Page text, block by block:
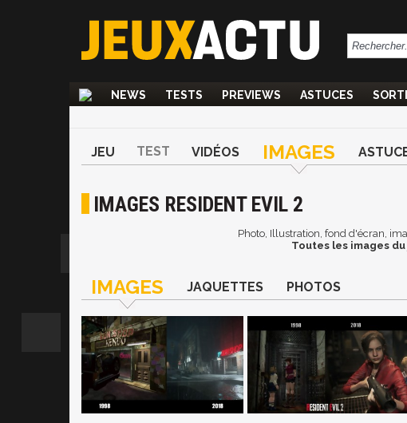
NEWS TESTS PREVIEWS ASTUCES
JEU TEST VIDÉOS IMAGES
IMAGES RESIDENT EVIL 2
Photo, Illustration, fond d'écran,
Toutes les images
IMAGES JAQUETTES PHOTOS